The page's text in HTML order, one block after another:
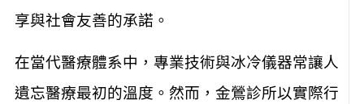
享與社會友善的承諾。
在當代醫療體系中，專業技術與冰冷儀器常讓人
遺忘醫療最初的溫度。然而，金鶯診所以實際行